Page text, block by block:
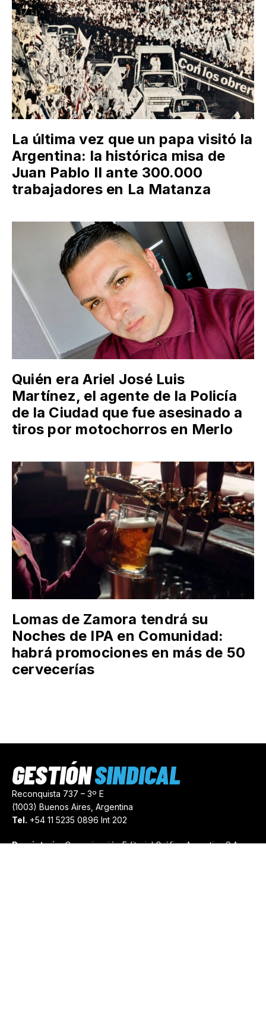
La última vez que un papa visitó la
Argentina: la histórica misa de
Juan Pablo II ante 300.000
trabajadores en La Matanza
Quién era Ariel José Luis
Martínez, el agente de la Policía
de la Ciudad que fue asesinado a
tiros por motochorros en Merlo
Lomas de Zamora tendrá su
Noches de IPA en Comunidad:
habrá promociones en más de 50
cervecerías
Reconquista 737 – 3º E
(1003) Buenos Aires, Argentina
Tel. +54 11 5235 0896 Int 202
Propietario:Comunicación Editorial Gráfica Argentina S.A.
GESTIÓNSINDICAL